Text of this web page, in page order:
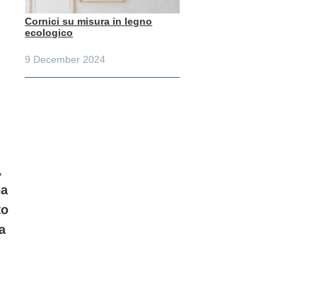
Cornici su misura in legno
ecologico
9 December 2024